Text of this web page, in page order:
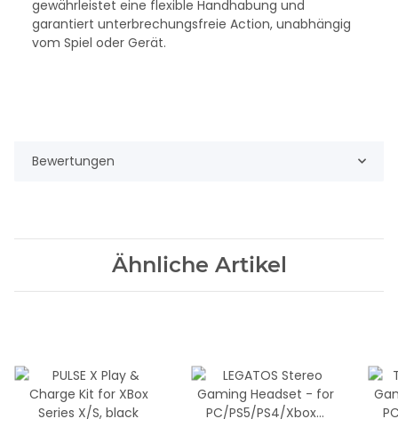
gewährleistet eine flexible Handhabung und
garantiert unterbrechungsfreie Action, unabhängig
vom Spiel oder Gerät.
Bewertungen
Ähnliche Artikel